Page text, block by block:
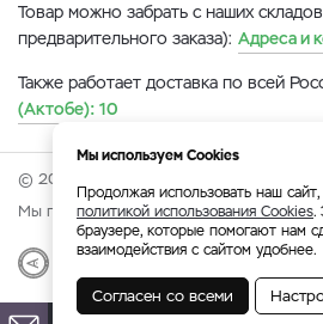
Товар можно забрать с наших
предварительного заказа): Адреса и
Также работает доставка по всей
(Актобе): 10
© 2026 Онлайн-ярмарка ВАСХНиЛ.
Мы принимаем:
Разработка Веб-аналитика
Мы используем Cookies
Продолжая использовать наш
политикой использования Cookies.
браузере, которые помогают нам
взаимодействия с сайтом удобнее.
Согласен со всеми